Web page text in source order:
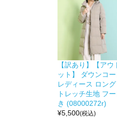
【訳あり】【アウ
ット】 ダウンコー
レディース ロング
トレッチ生地 フ
き (08000272r)
¥5,500(税込)